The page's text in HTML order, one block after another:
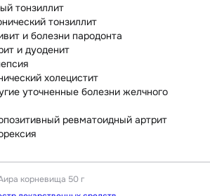
тонзиллит
тонзиллит
и болезни пародонта
и дуоденит
холецистит
уточненные болезни желчного
ревматоидный артрит
корневища 50 г